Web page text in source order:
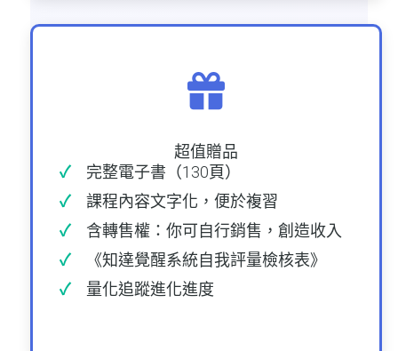
超值贈品
完整電子書（130頁）
課程內容文字化，便於複習
含轉售權：你可自行銷售，創造收入
《知達覺醒系統自我評量檢核表》
量化追蹤進化進度